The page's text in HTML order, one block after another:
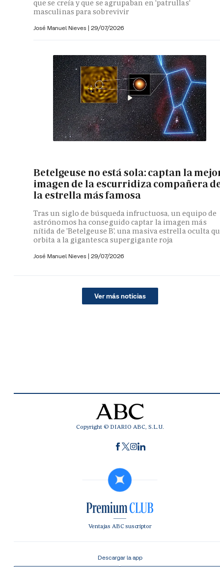
que se creía y que se agrupaban en 'patrullas'
masculinas para sobrevivir
José Manuel Nieves | 29/07/2026
Betelgeuse no está sola: captan la
imagen de la escurridiza compañera
la estrella más famosa
Tras un siglo de búsqueda infructuosa, un equipo de
astrónomos ha conseguido captar la imagen más
nítida de 'Betelgeuse B', una masiva estrella oculta
orbita a la gigantesca supergigante roja
José Manuel Nieves | 29/07/2026
Ver más noticias
Copyright © DIARIO ABC, S.L.U.
Ventajas ABC suscriptor
Descargar la app